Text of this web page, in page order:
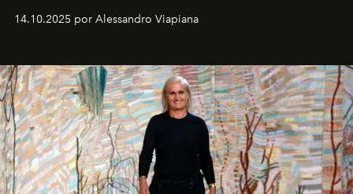
demasiado en cómo me perciben. Creo que es una
pérdida de tiempo", afirma.
14.10.2025 por Alessandro Viapiana